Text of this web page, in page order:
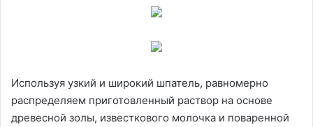
Используя узкий и широкий шпатель, равномерно
распределяем приготовленный раствор на основе
древесной золы, известкового молочка и поваренной